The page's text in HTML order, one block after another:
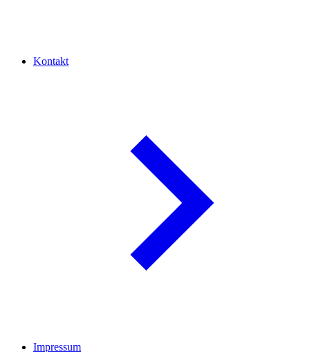
Kontakt
Impressum